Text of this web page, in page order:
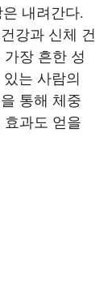
내려간다.
강과 신체 건
장 흔한 성
는 사람의
통해 체중
효과도 얻을